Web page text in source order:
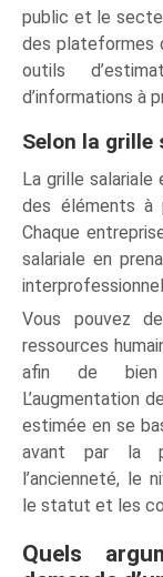
public et le
des plateformes
outils
d’informations à
Selon la grille
La grille salariale
des éléments à
Chaque
salariale en
Vous pouvez
ressources
afin de bien
L’augmentation
estimée en se
avant par la
l’ancienneté, le
le statut et les
Quels